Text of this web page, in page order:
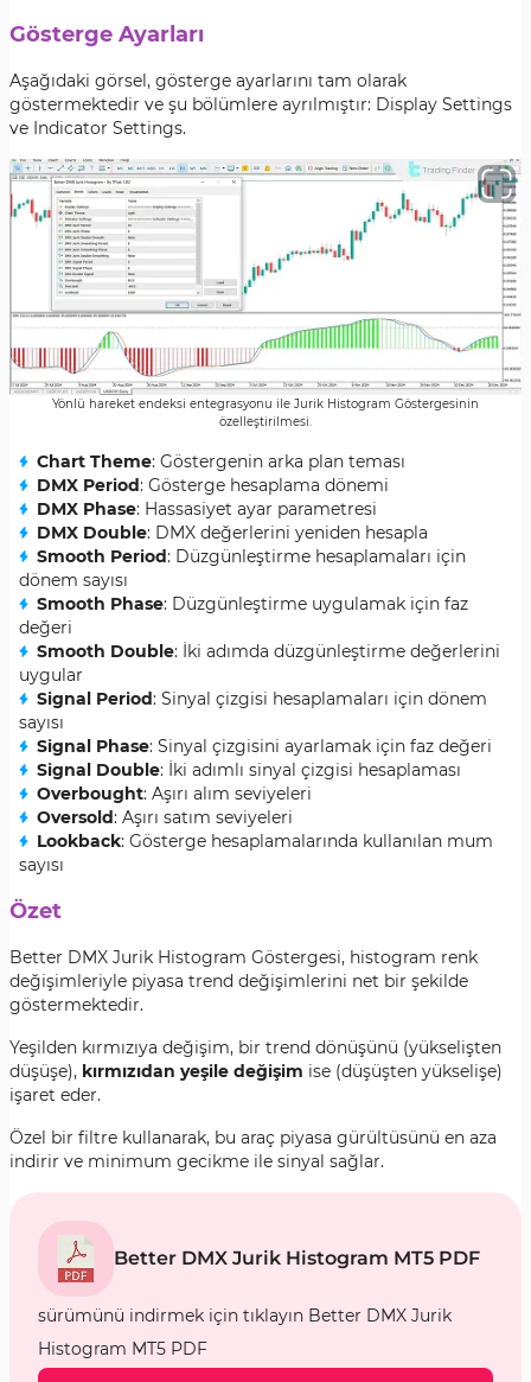
Gösterge Ayarları
Aşağıdaki görsel, gösterge ayarlarını tam olarak
göstermektedir ve şu bölümlere ayrılmıştır: Display Settings
ve Indicator Settings.
Yönlü hareket endeksi entegrasyonu ile Jurik Histogram Göstergesinin
özelleştirilmesi.
Chart Theme: Göstergenin arka plan teması
DMX Period: Gösterge hesaplama dönemi
DMX Phase: Hassasiyet ayar parametresi
DMX Double: DMX değerlerini yeniden hesapla
Smooth Period: Düzgünleştirme hesaplamaları için
dönem sayısı
Smooth Phase: Düzgünleştirme uygulamak için faz
değeri
Smooth Double: İki adımda düzgünleştirme değerlerini
uygular
Signal Period: Sinyal çizgisi hesaplamaları için dönem
sayısı
Signal Phase: Sinyal çizgisini ayarlamak için faz değeri
Signal Double: İki adımlı sinyal çizgisi hesaplaması
Overbought: Aşırı alım seviyeleri
Oversold: Aşırı satım seviyeleri
Lookback: Gösterge hesaplamalarında kullanılan mum
sayısı
Özet
Better DMX Jurik Histogram Göstergesi, histogram renk
değişimleriyle piyasa trend değişimlerini net bir şekilde
göstermektedir.
Yeşilden kırmızıya değişim, bir trend dönüşünü (yükselişten
düşüşe), kırmızıdan yeşile değişim ise (düşüşten yükselişe)
işaret eder.
Özel bir filtre kullanarak, bu araç piyasa gürültüsünü en aza
indirir ve minimum gecikme ile sinyal sağlar.
Better DMX Jurik Histogram MT5 PDF
sürümünü indirmek için tıklayın Better DMX Jurik
Histogram MT5 PDF